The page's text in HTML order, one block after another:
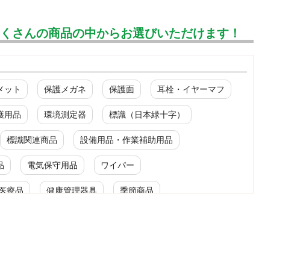
さんの商品の中からお選びいただけます！
ット 保護メガネ 保護面 耳栓・イヤーマフ
用品 環境測定器 標識（日本緑十字）
標識関連商品 設備用品・作業補助用品
電気保守用品 ワイパー
療品 健康管理器具 季節商品